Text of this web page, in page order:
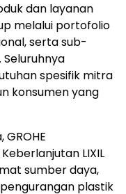
dan layanan
melalui portofolio
serta sub-
Seluruhnya
spesifik mitra
konsumen yang
LIXIL
sumber daya,
plastik